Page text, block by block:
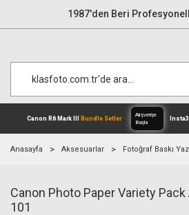
1987'den Beri
Canon R6 Mark III Bundle
Anasayfa Aksesuarlar Fotoğraf Baskı
Canon Photo Paper Variety
101